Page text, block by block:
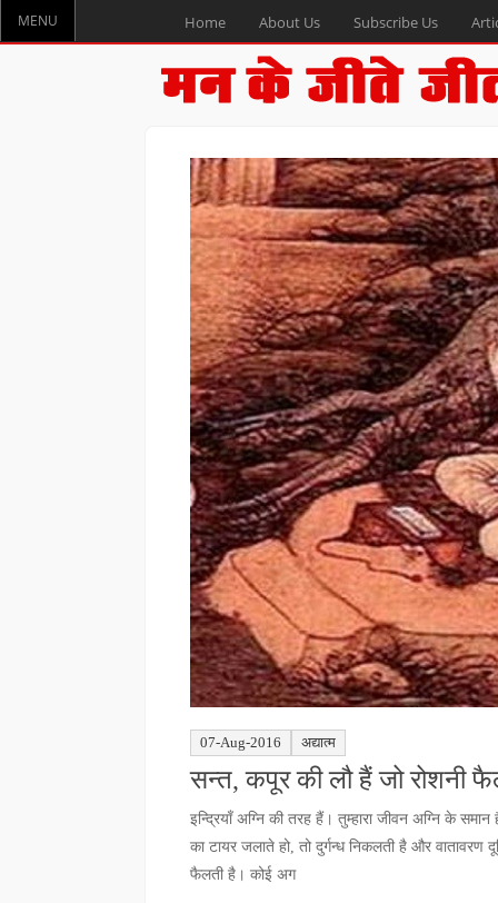
MENU Home About Us Subscribe Us
07-Aug-2016 अद्यात्म
सन्त, कपूर की लौ हैं जो रोशनी
इन्द्रियाँ अग्नि की तरह हैं। तुम्हारा जीवन अग्नि के
का टायर जलाते हो, तो दुर्गन्ध निकलती है और
फैलती है। कोई अग